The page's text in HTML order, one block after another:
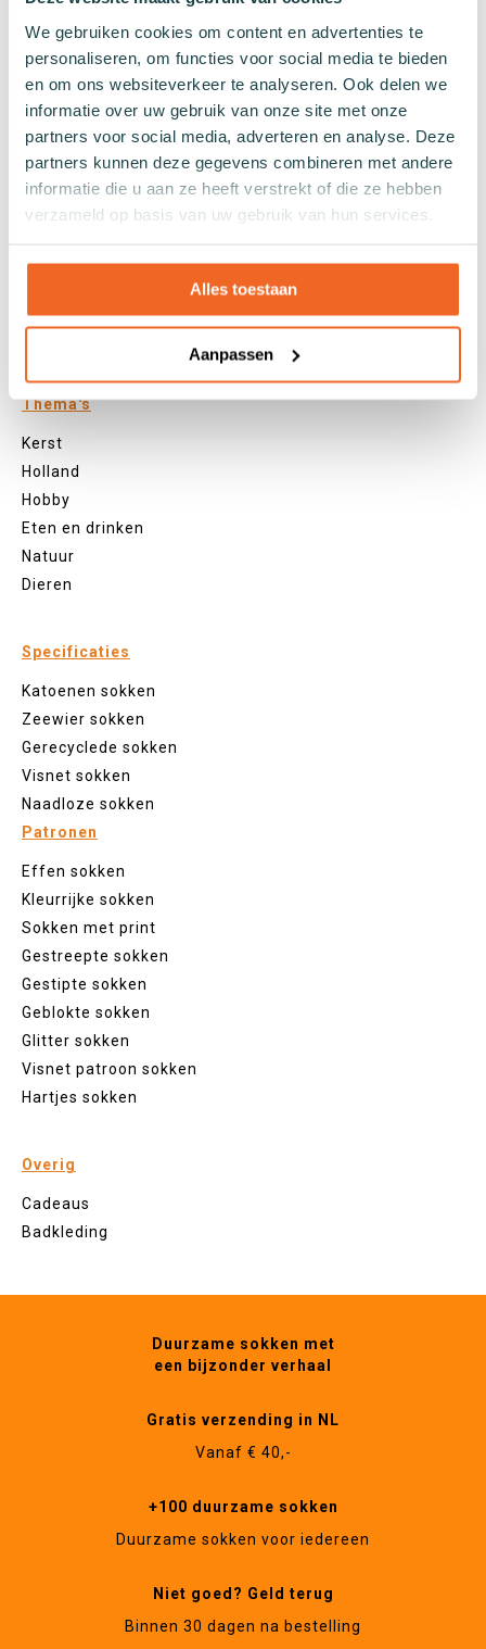
We gebruiken cookies om content en advertenties te
personaliseren, om functies voor social media te bieden
en om ons websiteverkeer te analyseren. Ook delen we
informatie over uw gebruik van onze site met onze
partners voor social media, adverteren en analyse. Deze
partners kunnen deze gegevens combineren met andere
informatie die u aan ze heeft verstrekt of die ze hebben
verzameld op basis van uw gebruik van hun services.
Alles toestaan
Aanpassen
Veel kleurige sokken
Witte sokken
Zwarte sokken
Grijze sokken
Gele sokken
Groene sokken
Oranje sokken
Roze sokken
Beige sokken
Bruine sokken
Thema's
Kerst
Holland
Hobby
Eten en drinken
Natuur
Dieren
Specificaties
Katoenen sokken
Zeewier sokken
Gerecyclede sokken
Visnet sokken
Naadloze sokken
Patronen
Effen sokken
Kleurrijke sokken
Sokken met print
Gestreepte sokken
Gestipte sokken
Geblokte sokken
Glitter sokken
Visnet patroon sokken
Hartjes sokken
Overig
Cadeaus
Badkleding
Duurzame sokken met
een bijzonder verhaal
Gratis verzending in NL
Vanaf € 40,-
+100 duurzame sokken
Duurzame sokken voor iedereen
Niet goed? Geld terug
Binnen 30 dagen na bestelling